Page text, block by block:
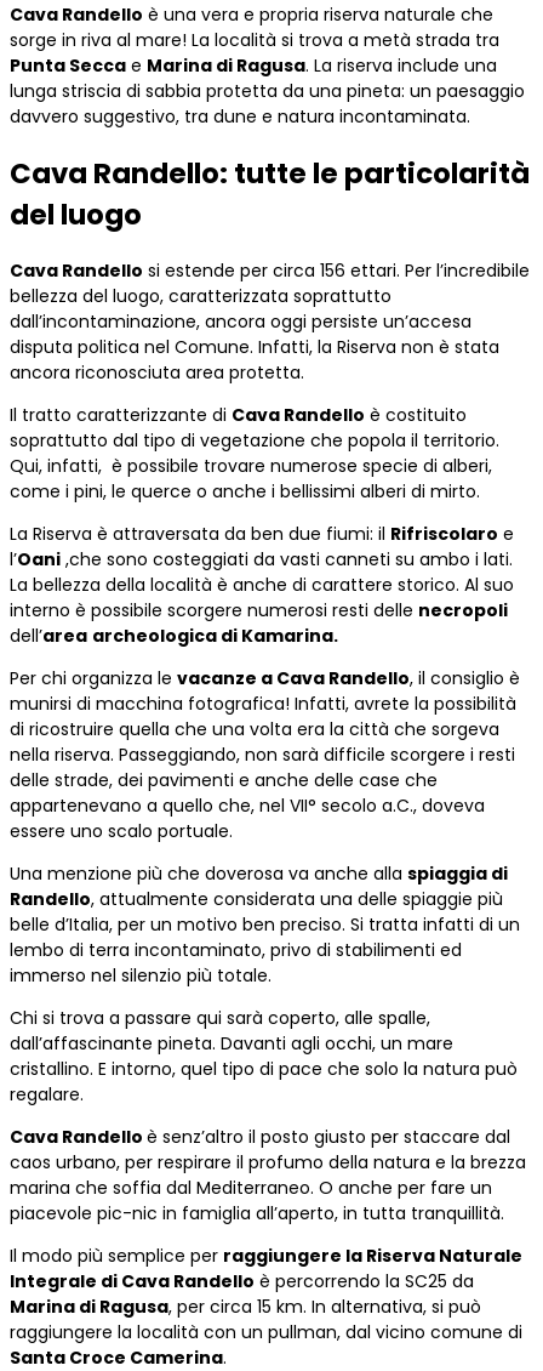
Cava Randello è una vera e propria riserva naturale che
sorge in riva al mare! La località si trova a metà strada tra
Punta Secca e Marina di Ragusa. La riserva include una
lunga striscia di sabbia protetta da una pineta: un paesaggio
davvero suggestivo, tra dune e natura incontaminata.
Cava Randello: tutte le particolarità
del luogo
Cava Randello si estende per circa 156 ettari. Per l’incredibile
bellezza del luogo, caratterizzata soprattutto
dall’incontaminazione, ancora oggi persiste un’accesa
disputa politica nel Comune. Infatti, la Riserva non è stata
ancora riconosciuta area protetta.
Il tratto caratterizzante di Cava Randello è costituito
soprattutto dal tipo di vegetazione che popola il territorio.
Qui, infatti, è possibile trovare numerose specie di alberi,
come i pini, le querce o anche i bellissimi alberi di mirto.
La Riserva è attraversata da ben due fiumi: il Rifriscolaro e
l’Oani ,che sono costeggiati da vasti canneti su ambo i lati.
La bellezza della località è anche di carattere storico. Al suo
interno è possibile scorgere numerosi resti delle necropoli
dell’area archeologica di Kamarina.
Per chi organizza le vacanze a Cava Randello, il consiglio è
munirsi di macchina fotografica! Infatti, avrete la possibilità
di ricostruire quella che una volta era la città che sorgeva
nella riserva. Passeggiando, non sarà difficile scorgere i resti
delle strade, dei pavimenti e anche delle case che
appartenevano a quello che, nel VII° secolo a.C., doveva
essere uno scalo portuale.
Una menzione più che doverosa va anche alla spiaggia di
Randello, attualmente considerata una delle spiaggie più
belle d’Italia, per un motivo ben preciso. Si tratta infatti di un
lembo di terra incontaminato, privo di stabilimenti ed
immerso nel silenzio più totale.
Chi si trova a passare qui sarà coperto, alle spalle,
dall’affascinante pineta. Davanti agli occhi, un mare
cristallino. E intorno, quel tipo di pace che solo la natura può
regalare.
Cava Randello è senz’altro il posto giusto per staccare dal
caos urbano, per respirare il profumo della natura e la brezza
marina che soffia dal Mediterraneo. O anche per fare un
piacevole pic-nic in famiglia all’aperto, in tutta tranquillità.
Il modo più semplice per raggiungere la Riserva Naturale
Integrale di Cava Randello è percorrendo la SC25 da
Marina di Ragusa, per circa 15 km. In alternativa, si può
raggiungere la località con un pullman, dal vicino comune di
Santa Croce Camerina.